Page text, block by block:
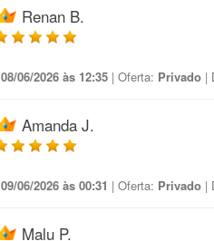
Renan B.
08/06/2026 às 12:35 | Oferta: Privado |
Amanda J.
09/06/2026 às 00:31 | Oferta: Privado |
Malu P.